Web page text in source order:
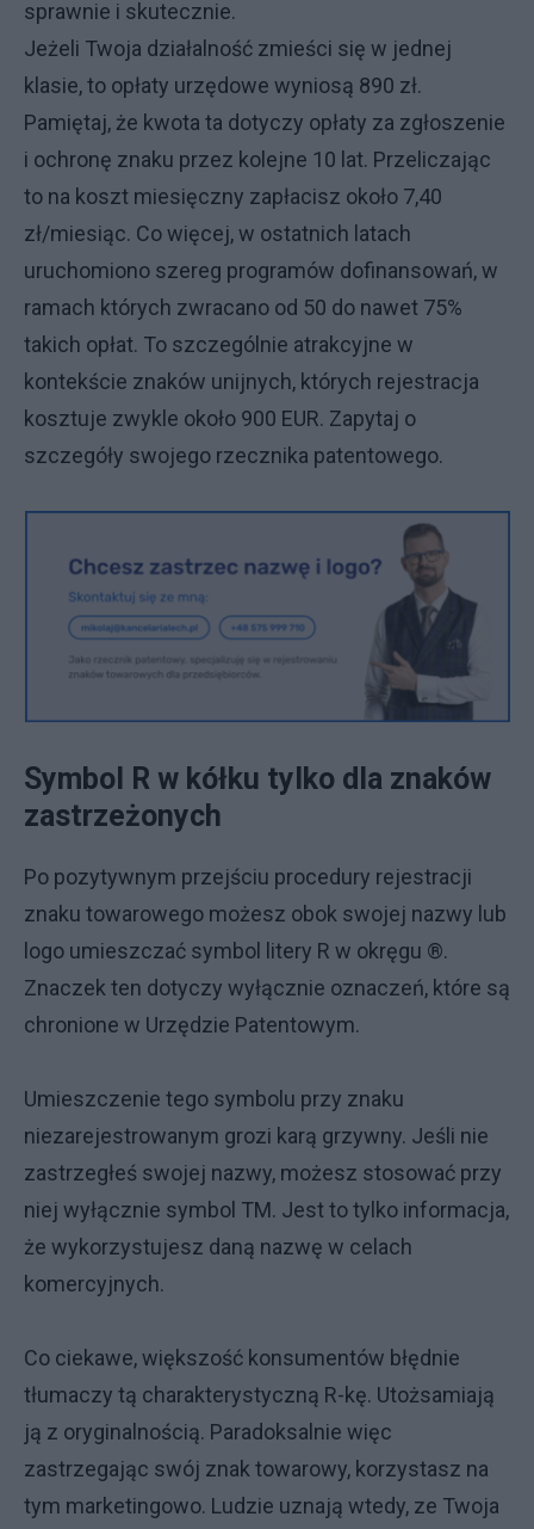
sprawnie i skutecznie.
Jeżeli Twoja działalność zmieści się w jednej
klasie, to opłaty urzędowe wyniosą 890 zł.
Pamiętaj, że kwota ta dotyczy opłaty za zgłoszenie
i ochronę znaku przez kolejne 10 lat. Przeliczając
to na koszt miesięczny zapłacisz około 7,40
zł/miesiąc. Co więcej, w ostatnich latach
uruchomiono szereg programów dofinansowań, w
ramach których zwracano od 50 do nawet 75%
takich opłat. To szczególnie atrakcyjne w
kontekście znaków unijnych, których rejestracja
kosztuje zwykle około 900 EUR. Zapytaj o
szczegóły swojego rzecznika patentowego.
Symbol R w kółku tylko dla znaków
zastrzeżonych
Po pozytywnym przejściu procedury rejestracji
znaku towarowego możesz obok swojej nazwy lub
logo umieszczać symbol litery R w okręgu ®.
Znaczek ten dotyczy wyłącznie oznaczeń, które są
chronione w Urzędzie Patentowym.
Umieszczenie tego symbolu przy znaku
niezarejestrowanym grozi karą grzywny. Jeśli nie
zastrzegłeś swojej nazwy, możesz stosować przy
niej wyłącznie symbol TM. Jest to tylko informacja,
że wykorzystujesz daną nazwę w celach
komercyjnych.
Co ciekawe, większość konsumentów błędnie
tłumaczy tą charakterystyczną R-kę. Utożsamiają
ją z oryginalnością. Paradoksalnie więc
zastrzegając swój znak towarowy, korzystasz na
tym marketingowo. Ludzie uznają wtedy, ze Twoja